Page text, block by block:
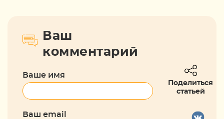
Ваш
комментарий
Ваше имя
Ваш email
Поделиться
статьей